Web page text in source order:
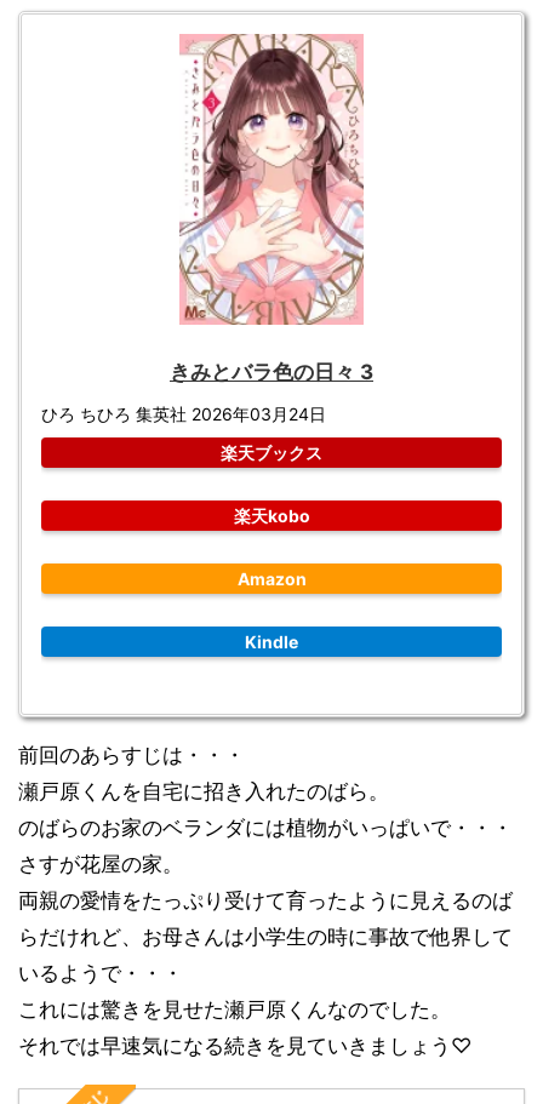
きみとバラ色の日々 3
ひろ ちひろ 集英社 2026年03月24日
楽天ブックス
楽天kobo
Amazon
Kindle
前回のあらすじは・・・
瀬戸原くんを自宅に招き入れたのばら。
のばらのお家のベランダには植物がいっぱいで・・・
さすが花屋の家。
両親の愛情をたっぷり受けて育ったように見えるのば
らだけれど、お母さんは小学生の時に事故で他界して
いるようで・・・
これには驚きを見せた瀬戸原くんなのでした。
それでは早速気になる続きを見ていきましょう♡